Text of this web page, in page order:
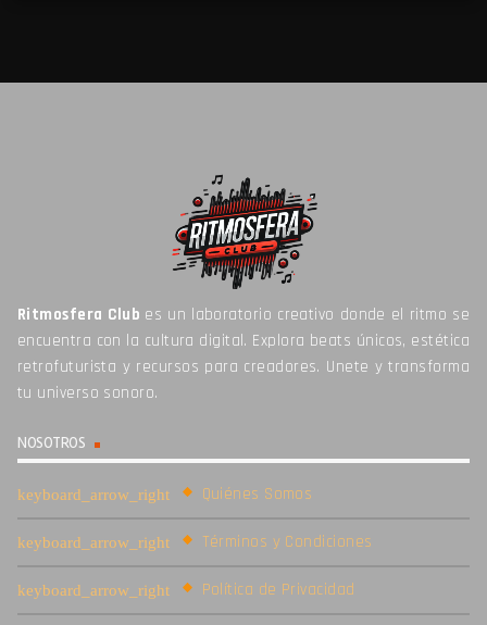
Ritmosfera Club es un laboratorio creativo donde el ritmo se
encuentra con la cultura digital. Explora beats únicos, estética
retrofuturista y recursos para creadores. Unete y transforma
tu universo sonoro.
NOSOTROS
Quiénes Somos
Términos y Condiciones
Política de Privacidad